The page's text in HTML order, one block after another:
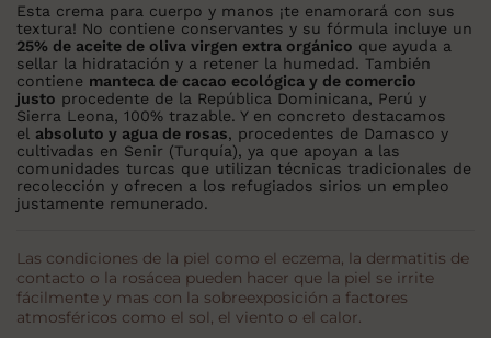
Esta crema para cuerpo y manos ¡te enamorará con sus
textura! No contiene conservantes y su fórmula incluye un
25% de aceite de oliva virgen extra orgánico que ayuda a
sellar la hidratación y a retener la humedad. También
contiene manteca de cacao ecológica y de comercio
justo procedente de la República Dominicana, Perú y
Sierra Leona, 100% trazable. Y en concreto destacamos
el absoluto y agua de rosas, procedentes de Damasco y
cultivadas en Senir (Turquía), ya que apoyan a las
comunidades turcas que utilizan técnicas tradicionales de
recolección y ofrecen a los refugiados sirios un empleo
justamente remunerado.
Las condiciones de la piel como el eczema, la dermatitis de
contacto o la rosácea pueden hacer que la piel se irrite
fácilmente y mas con la sobreexposición a factores
atmosféricos como el sol, el viento o el calor.